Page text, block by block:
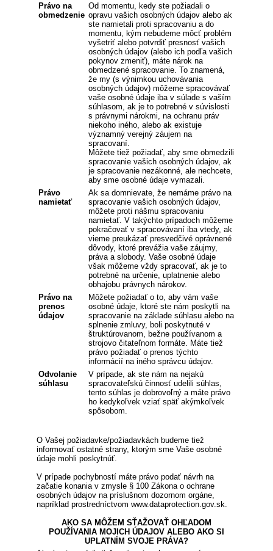
Právo na
obmedzenie
Od momentu, kedy ste požiadali o
opravu vašich osobných údajov alebo ak
ste namietali proti spracovaniu a do
momentu, kým nebudeme môcť problém
vyšetriť alebo potvrdiť presnosť vašich
osobných údajov (alebo ich podľa vašich
pokynov zmeniť), máte nárok na
obmedzené spracovanie. To znamená,
že my (s výnimkou uchovávania
osobných údajov) môžeme spracovávať
vaše osobné údaje iba v súlade s vaším
súhlasom, ak je to potrebné v súvislosti
s právnymi nárokmi, na ochranu práv
niekoho iného, alebo ak existuje
významný verejný záujem na
spracovaní.
Môžete tiež požiadať, aby sme obmedzili
spracovanie vašich osobných údajov, ak
je spracovanie nezákonné, ale nechcete,
aby sme osobné údaje vymazali.
Právo
namietať
Ak sa domnievate, že nemáme právo na
spracovanie vašich osobných údajov,
môžete proti nášmu spracovaniu
namietať. V takýchto prípadoch môžeme
pokračovať v spracovávaní iba vtedy, ak
vieme preukázať presvedčivé oprávnené
dôvody, ktoré prevážia vaše záujmy,
práva a slobody. Vaše osobné údaje
však môžeme vždy spracovať, ak je to
potrebné na určenie, uplatnenie alebo
obhajobu právnych nárokov.
Právo na
prenos
údajov
Môžete požiadať o to, aby vám vaše
osobné údaje, ktoré ste nám poskytli na
spracovanie na základe súhlasu alebo na
splnenie zmluvy, boli poskytnuté v
štruktúrovanom, bežne používanom a
strojovo čitateľnom formáte. Máte tiež
právo požiadať o prenos týchto
informácií na iného správcu údajov.
Odvolanie
súhlasu
V prípade, ak ste nám na nejakú
spracovateľskú činnosť udelili súhlas,
tento súhlas je dobrovoľný a máte právo
ho kedykoľvek vziať späť akýmkoľvek
spôsobom.
O Vašej požiadavke/požiadavkách budeme tiež
informovať ostatné strany, ktorým sme Vaše osobné
údaje mohli poskytnúť.
V prípade pochybností máte právo podať návrh na
začatie konania v zmysle § 100 Zákona o ochrane
osobných údajov na príslušnom dozornom orgáne,
napríklad prostredníctvom www.dataprotection.gov.sk.
AKO SA MÔŽEM SŤAŽOVAŤ OHĽADOM
POUŽÍVANIA MOJICH ÚDAJOV ALEBO AKO SI
UPLATNÍM SVOJE PRÁVA?